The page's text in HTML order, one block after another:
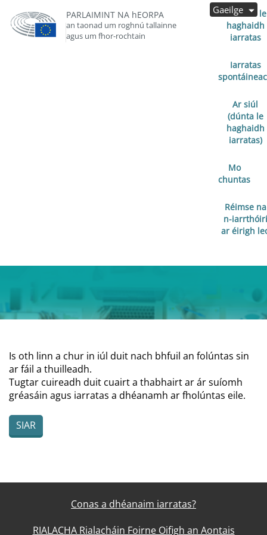
PARLAIMINT NA hEORPA
an taonad um roghnú tallainne
agus um fhor-rochtain
Oscailte le
haghaidh
iarratas
Iarratas
Ar siúl
(dúnta le
haghaidh
iarratas)
Mo
chuntas
Réimse na
n-iarrthóirí
ar éirigh
Gaeilge
Is oth linn a chur in iúl duit nach bhfuil an folúntas sin
ar fáil a thuilleadh.
Tugtar cuireadh duit cuairt a thabhairt ar ár suíomh
gréasáin agus iarratas a dhéanamh ar fholúntas eile.
SIAR
Conas a dhéanaim iarratas?
RIALACHA Rialacháin Foirne Oifigh an Aontais